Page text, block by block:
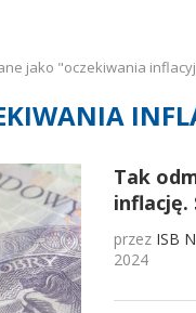
jako "oczekiwania
Tak
inflację.
przez ISB
2024